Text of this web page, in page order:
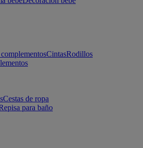
CintasRodillos
Cestas de ropa
para baño